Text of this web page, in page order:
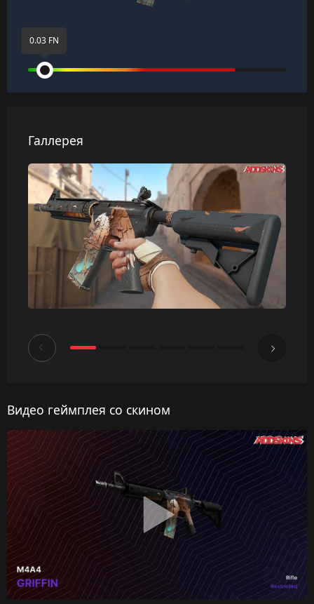
0.03 FN
Галлерея
Видео геймплея со скином